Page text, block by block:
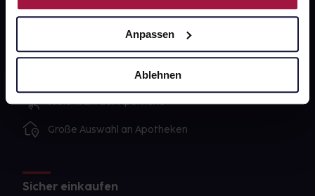
Anpassen
Ablehnen
Ausgewählte Wunschprodukte sofort abholbereit
Lieferung für sofort verfügbare Artikel meist am
selben Tag möglich
Freie Wahl der Apotheke
Große Auswahl an Apotheken
Sicher einkaufen